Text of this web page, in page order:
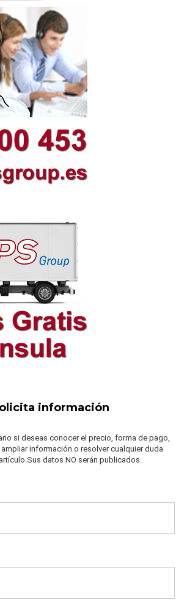
información
si deseas conocer el precio, forma de pago,
información o resolver cualquier duda
datos NO serán publicados.